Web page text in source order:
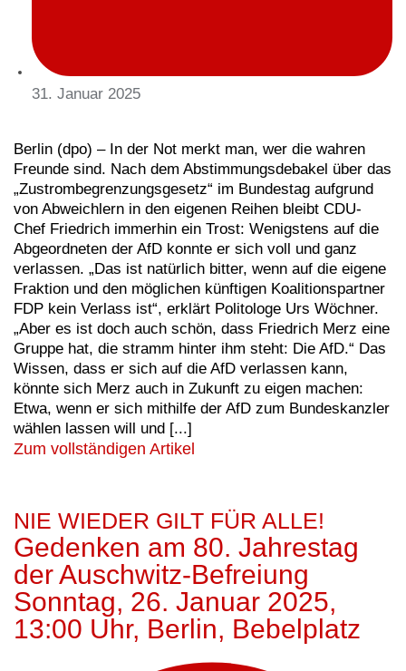
31. Januar 2025
Berlin (dpo) – In der Not merkt man, wer die wahren
Freunde sind. Nach dem Abstimmungsdebakel über das
„Zustrombegrenzungsgesetz“ im Bundestag aufgrund
von Abweichlern in den eigenen Reihen bleibt CDU-
Chef Friedrich immerhin ein Trost: Wenigstens auf die
Abgeordneten der AfD konnte er sich voll und ganz
verlassen. „Das ist natürlich bitter, wenn auf die eigene
Fraktion und den möglichen künftigen Koalitionspartner
FDP kein Verlass ist“, erklärt Politologe Urs Wöchner.
„Aber es ist doch auch schön, dass Friedrich Merz eine
Gruppe hat, die stramm hinter ihm steht: Die AfD.“ Das
Wissen, dass er sich auf die AfD verlassen kann,
könnte sich Merz auch in Zukunft zu eigen machen:
Etwa, wenn er sich mithilfe der AfD zum Bundeskanzler
wählen lassen will und [...]
Zum vollständigen Artikel
NIE WIEDER GILT FÜR ALLE!
Gedenken am 80. Jahrestag
der Auschwitz-Befreiung
Sonntag, 26. Januar 2025,
13:00 Uhr, Berlin, Bebelplatz